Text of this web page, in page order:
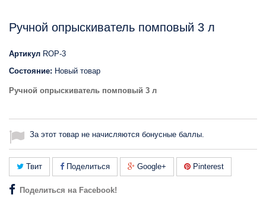
Ручной опрыскиватель помповый 3 л
Артикул ROP-3
Состояние: Новый товар
Ручной опрыскиватель помповый 3 л
За этот товар не начисляются бонусные баллы.
Твит Поделиться Google+ Pinterest
Поделиться на Facebook!